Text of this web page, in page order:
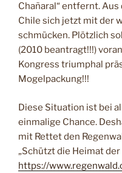
Chañaral“ entfernt.
Chile sich jetzt mit der
schmücken. Plötzlich
(2010 beantragt!!!)
Kongress triumphal
Mogelpackung!!!
Diese Situation ist bei
einmalige Chance.
mit Rettet den
„Schützt die Heimat
https://